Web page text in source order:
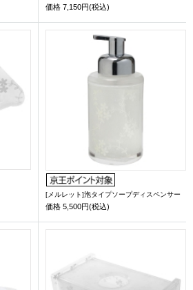
価格 7,150円(税込)
[メルレット]泡タイプソープディスペンサー
価格 5,500円(税込)